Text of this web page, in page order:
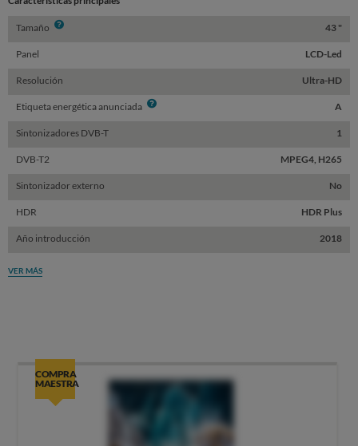
Tamaño Info 43 "
Panel LCD-Led
Resolución Ultra-HD
Etiqueta energética anunciada Info A
Sintonizadores DVB-T 1
DVB-T2 MPEG4, H265
Sintonizador externo No
HDR HDR Plus
Año introducción 2018
VER MÁS
COMPRA
MAESTRA